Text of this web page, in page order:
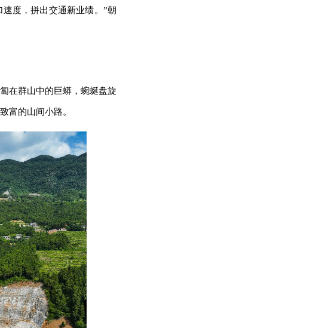
度，拼出交通新业绩。”朝
在群山中的巨蟒，蜿蜒盘旋
富的山间小路。